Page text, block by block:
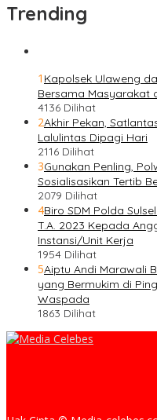
Trending
1 Kapolsek Ulaweng
Bersama Masyarakat
4136 Dilihat
2Akhir Pekan,
Lalulintas Dipagi Hari
2116 Dilihat
3Gunakan Penling,
Sosialisasikan Tertib
2079 Dilihat
4Biro SDM Polda
T.A. 2023 Kepada
Instansi/Unit Kerja
1954 Dilihat
5Aiptu Andi Marawali
yang Bermukim di
Waspada
1863 Dilihat